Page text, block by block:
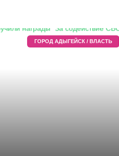
ГОРОД АДЫГЕЙСК / ВЛАСТЬ